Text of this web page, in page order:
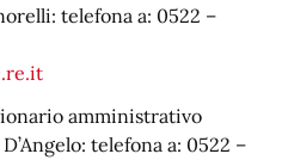
telefona a: 0522 –
amministrativo
telefona a: 0522 –